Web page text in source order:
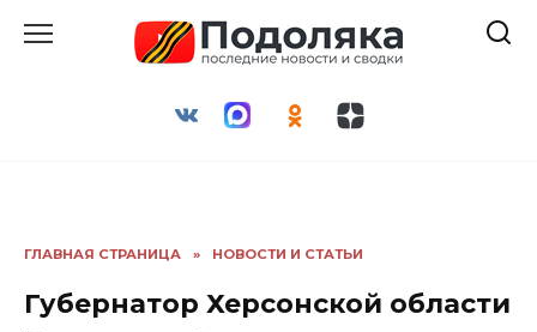
ГЛАВНАЯ СТРАНИЦА » НОВОСТИ И СТАТЬИ
Губернатор Херсонской области